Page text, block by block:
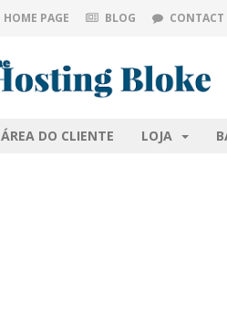
HOME PAGE BLOG CONTACT
ÁREA DO CLIENTE LOJA